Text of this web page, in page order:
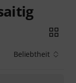
Beliebtheit